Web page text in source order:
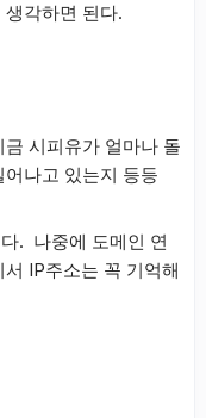
각하면 된다.
시피유가 얼마나 돌
나고 있는지 등등
. 나중에 도메인 연
IP주소는 꼭 기억해